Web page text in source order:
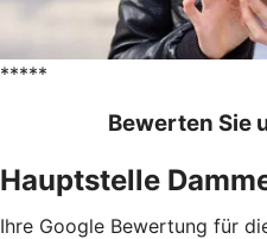
*****
Bewerten Sie
Hauptstelle
Ihre Google Bewertung für